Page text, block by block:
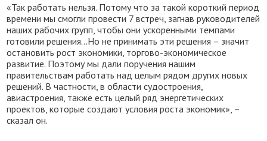
«Так работать нельзя. Потому что за такой короткий период
времени мы смогли провести 7 встреч, загнав руководителей
наших рабочих групп, чтобы они ускоренными темпами
готовили решения…Но не принимать эти решения – значит
остановить рост экономики, торгово-экономическое
развитие. Поэтому мы дали поручения нашим
правительствам работать над целым рядом других новых
решений. В частности, в области судостроения,
авиастроения, также есть целый ряд энергетических
проектов, которые создают условия роста экономик», –
сказал он.